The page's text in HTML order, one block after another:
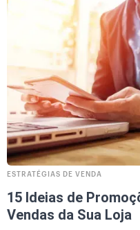
ESTRATÉGIAS DE VENDA
15 Ideias de
Vendas da Sua Loja